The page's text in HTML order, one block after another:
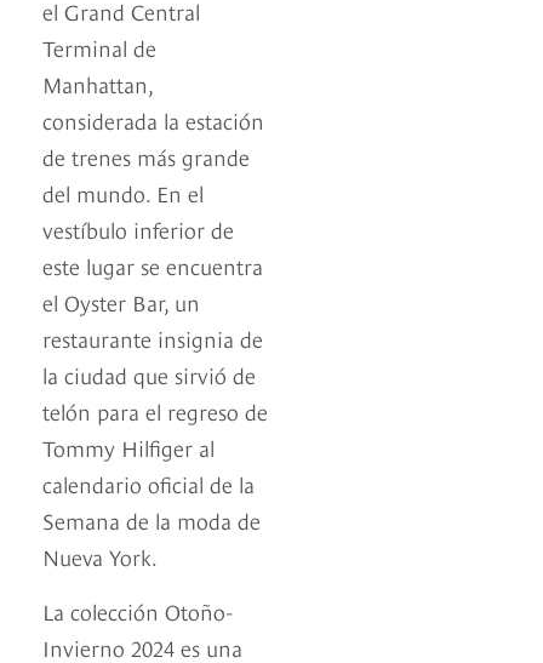
el Grand Central
Terminal de
Manhattan,
considerada la estación
de trenes más grande
del mundo. En el
vestíbulo inferior de
este lugar se encuentra
el Oyster Bar, un
restaurante insignia de
la ciudad que sirvió de
telón para el regreso de
Tommy Hilfiger al
calendario oficial de la
Semana de la moda de
Nueva York.
La colección Otoño-
Invierno 2024 es una